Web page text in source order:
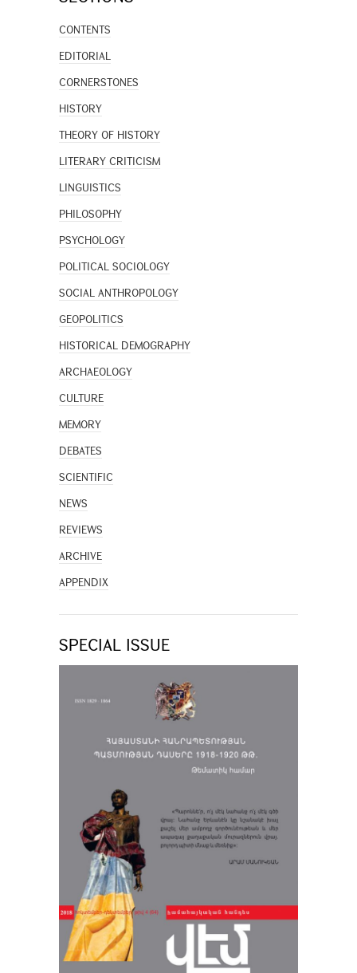
CONTENTS
EDITORIAL
CORNERSTONES
HISTORY
THEORY OF HISTORY
LITERARY CRITICISM
LINGUISTICS
PHILOSOPHY
PSYCHOLOGY
POLITICAL SOCIOLOGY
SOCIAL ANTHROPOLOGY
GEOPOLITICS
HISTORICAL DEMOGRAPHY
ARCHAEOLOGY
CULTURE
MEMORY
DEBATES
SCIENTIFIC
NEWS
REVIEWS
ARCHIVE
APPENDIX
SPECIAL ISSUE